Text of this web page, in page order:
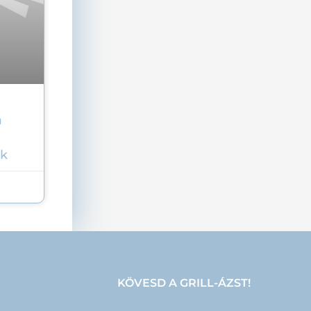
KÖVESD A GRILL-ÁZST!